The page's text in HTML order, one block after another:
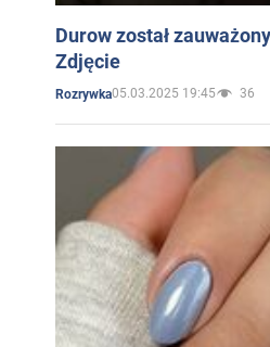
Durow został
Zdjęcie
Rozrywka05.03.2025 19:45 36